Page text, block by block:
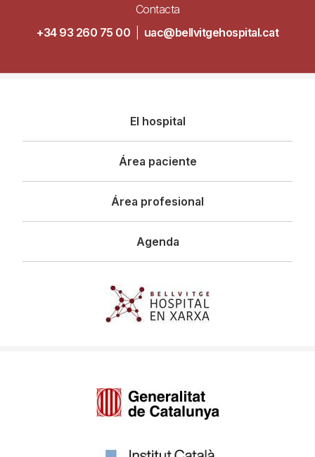
Contacta
+34 93 260 75 00
uac@bellvitgehospital.cat
principal
El hospital
Área paciente
Área profesional
Agenda